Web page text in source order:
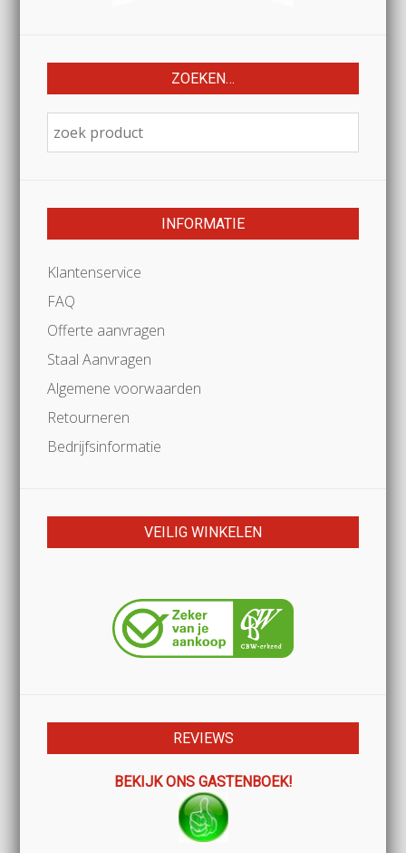
ZOEKEN…
INFORMATIE
Klantenservice
FAQ
Offerte aanvragen
Staal Aanvragen
Algemene voorwaarden
Retourneren
Bedrijfsinformatie
VEILIG WINKELEN
REVIEWS
BEKIJK ONS GASTENBOEK!